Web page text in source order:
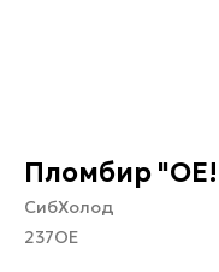
Пломбир
СибХолод
237ОЕ